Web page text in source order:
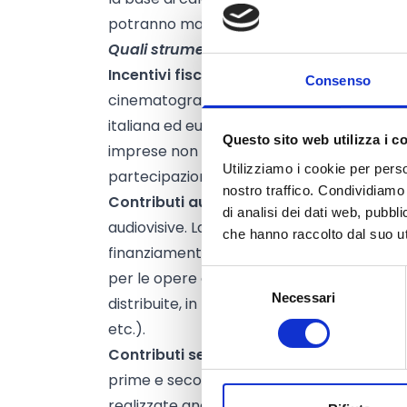
Consenso
Questo sito web utilizza i
Utilizziamo i cookie per
nostro traffico.
di analisi dei dati web,
che hanno raccolto dal suo
Selezione
Necessari
potranno mai scendere sotto i 400 milioni
Quali strumenti utilizza?
Incentivi fiscali
sotto forma di credito
cinematografica, dell'esercizio
italiana ed europea, per l'attrazione in
imprese non appartenenti al settore
partecipazione.
Contributi automaticiper lo sviluppo, la
audiovisive. La nuova Legge Cinema
finanziamenti in base al cosiddetto
per le opere di nazionalità italiana. I
distribuite, in base ai risultati economici,
etc.).
Contributi selettivi
. Fino al 18% del
prime e seconde, opere di giovani